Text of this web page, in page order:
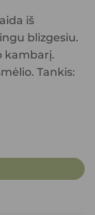
iš
blizgesiu.
kambarį.
Tankis: